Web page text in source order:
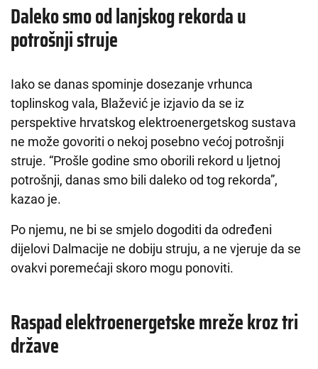
Daleko smo od lanjskog rekorda u
potrošnji struje
Iako se danas spominje dosezanje vrhunca
toplinskog vala, Blažević je izjavio da se iz
perspektive hrvatskog elektroenergetskog sustava
ne može govoriti o nekoj posebno većoj potrošnji
struje. “Prošle godine smo oborili rekord u ljetnoj
potrošnji, danas smo bili daleko od tog rekorda”,
kazao je.
Po njemu, ne bi se smjelo dogoditi da određeni
dijelovi Dalmacije ne dobiju struju, a ne vjeruje da se
ovakvi poremećaji skoro mogu ponoviti.
Raspad elektroenergetske mreže kroz tri
države